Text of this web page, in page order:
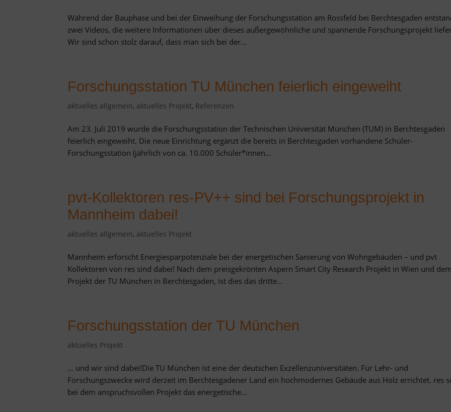
Während der Bauphase und bei der Einweihung der Forschungsstation am Rossfeld bei Berchtesgaden
zwei Videos, die weitere Informationen über dieses außergewöhnliche und spannende Forschungsprojekt
Wir sind schon stolz darauf, dass man sich bei der...
Forschungsstation TU München feierlich eingeweiht
aktuelles allgemein, aktuelles Projekt, Referenzen
Am 23. Juli 2019 wurde die Forschungsstation der Technischen Universität München (TUM) in Berchtesgaden
feierlich eingeweiht. Die neue Einrichtung ergänzt die bereits in Berchtesgaden vorhandene Schüler-
Forschungsstation (jährlich von ca. 10.000 Schüler*innen...
pvt-Kollektoren res-PV++ sind bei Forschungsprojekt in
Mannheim dabei!
aktuelles allgemein, aktuelles Projekt
Mannheim erforscht Energiesparpotenziale bei der energetischen Sanierung von Wohngebäuden – und pvt
Kollektoren von res sind dabei! Nach dem preisgekrönten Aspern Smart City Research Projekt in Wien und dem
Projekt der TU München in Berchtesgaden, ist dies das dritte...
Forschungsstation der TU München
aktuelles Projekt
… und wir sind dabei!Die TU München ist eine der deutschen Exzellenzuniversitäten. Für Lehr- und
Forschungszwecke wird derzeit im Berchtesgadener Land ein hochmodernes Gebäude aus Holz errichtet. res
bei dem anspruchsvollen Projekt das energetische...